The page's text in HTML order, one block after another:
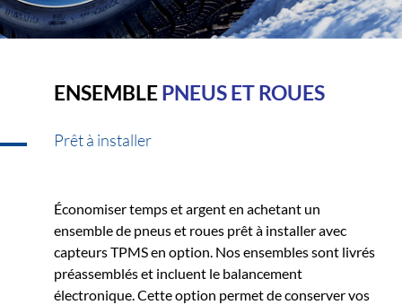
ENSEMBLEPNEUS ET ROUES
Prêt à installer
Économiser temps et argent en achetant un
ensemble de pneus et roues prêt à installer avec
capteurs TPMS en option. Nos ensembles sont livrés
préassemblés et incluent le balancement
électronique. Cette option permet de conserver vos